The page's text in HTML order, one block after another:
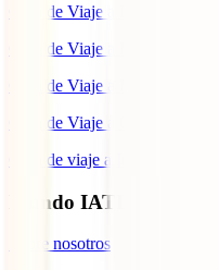
Guía de Viaje a Estados Unidos
Guía de Viaje a México
Guía de Viaje a Marruecos
Guía de Viaje a Cuba
Guía de viaje a Indonesia
Mundo IATI
Sobre nosotros